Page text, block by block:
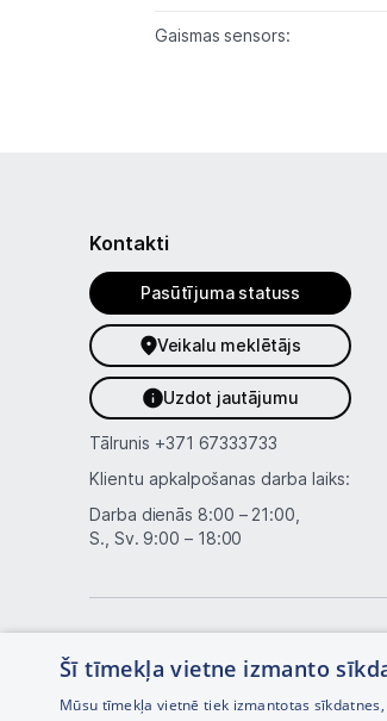
Gaismas sensors:
Kontakti
Pasūtījuma statuss
Veikalu meklētājs
Uzdot jautājumu
Tālrunis +371 67333733
Klientu apkalpošanas darba laiks:
Darba dienās 8:00 – 21:00,
S., Sv. 9:00 – 18:00
Šī tīmekļa vietne izmanto
Mūsu tīmekļa vietnē tiek izmantotas